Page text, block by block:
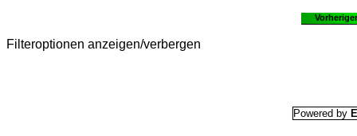
Filteroptionen anzeigen/verbergen
Powered by